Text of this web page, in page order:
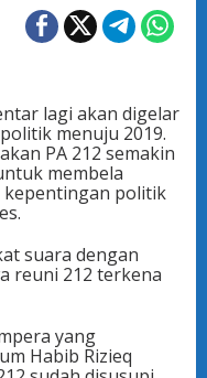
lagi akan digelar
menuju 2019.
PA 212 semakin
membela
kepentingan politik
suara dengan
reuni 212 terkena
yang
Habib Rizieq